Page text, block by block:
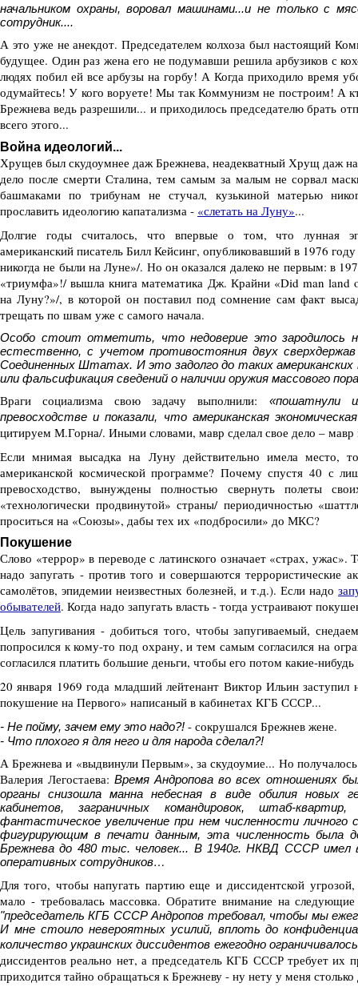
начальником охраны, воровал машинами...и не только с
сотрудник....
А это уже не анекдот. Председателем колхоза был настоящий
будущее. Один раз жена его не подумавши решила арбузиков с
людях побил ей все арбузы на горбу! А Когда приходило время
одумайтесь! У кого воруете! Мы так Коммунизм не построим! А
Брежнева ведь разрешили... и приходилось председателю брать
всего этого...
Война идеологий...
Хрущев был скудоумнее даж Брежнева, неадекватный Хрущ даж на
дело после смерти Сталина, тем самым за малым не сорвал
башмаками по трибунам не стучал, кузькиной матерью
прославить идеологию капатализма - «слетать на Луну»...
Долгие годы считалось, что впервые о том, что лунная
американский писатель Билл Кейсинг, опубликовавший в 1976
никогда не были на Луне»/. Но он оказался далеко не первым: в
«триумфа»!/ вышла книга математика Дж. Крайни «Did man land
на Луну?»/, в которой он поставил под сомнение сам факт
трещать по швам уже с самого начала.
Особо стоит отметить, что недоверие это
естественно, с учетом противостояния двух
Соединенных Штатах. И это задолго до таких американских
или фальсификация сведений о наличии оружия массового
Враги социализма свою задачу выполнили:
«пошатнули
превосходстве и показали, что американская
цитируем М.Горна/. Иными словами, мавр сделал свое дело –
Если мнимая высадка на Луну действительно имела место,
американской космической программе? Почему спустя 40 с
превосходство, вынуждены полностью свернуть полеты
«технологически продвинутой» страны/ периодичностью
проситься на «Союзы», дабы тех их «подбросили» до МКС?
Покушение
Слово «террор» в переводе с латинского означает «страх, ужас».
надо запугать - против того и совершаются террористические
самолётов, эпидемии неизвестных болезней, и т.д.). Если надо
обывателей. Когда надо запугать власть - тогда устраивают
Цель запугивания - добиться того, чтобы запугиваемый,
попросился к кому-то под охрану, и тем самым согласился на
согласился платить большие деньги, чтобы его потом какие-
20 января 1969 года младший лейтенант Виктор Ильин заступил
покушение на Первого» написаный в кабинетах КГБ СССР...
- Не пойму, зачем ему это надо?! - сокрушался Брежнев жене.
- Что плохого я для него и для народа сделал?!
А Брежнева и «выдвинули Первым», за скудоумие... Но
Валерия Легостаева:Время Андропова во всех отношениях
органы снизошла манна небесная в виде обилия новых
кабинетов, заграничных командировок, штаб-
фантастическое увеличение при нем численности личного
фигурирующим в печати данным, эта численность была
Брежнева до 480 тыс. человек... В 1940г. НКВД СССР
оперативных сотрудников…
Для того, чтобы напугать партию еще и диссидентской
мало - требовалась массовка. Обратите внимание на
"председатель КГБ СССР Андропов требовал, чтобы мы
И мне стоило невероятных усилий, вплоть до
количество украинских диссидентов ежегодно
диссидентов реально нет, а председатель КГБ СССР требует их
приходится тайно обращаться к Брежневу - ну нету у меня